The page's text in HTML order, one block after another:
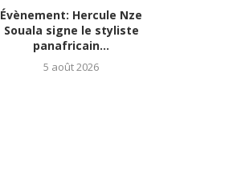
Évènement: Hercule Nze
Souala signe le styliste
panafricain...
5 août 2026
Fléau
: la